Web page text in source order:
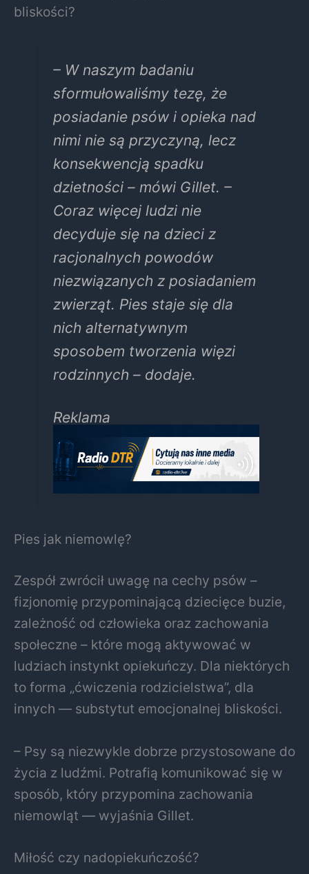
bliskości?
– W naszym badaniu
sformułowaliśmy tezę, że
posiadanie psów i opieka nad
nimi nie są przyczyną, lecz
konsekwencją spadku
dzietności – mówi Gillet. –
Coraz więcej ludzi nie
decyduje się na dzieci z
racjonalnych powodów
niezwiązanych z posiadaniem
zwierząt. Pies staje się dla
nich alternatywnym
sposobem tworzenia więzi
rodzinnych – dodaje.
Reklama
Pies jak niemowlę?
Zespół zwrócił uwagę na cechy psów –
fizjonomię przypominającą dziecięce buzie,
zależność od człowieka oraz zachowania
społeczne – które mogą aktywować w
ludziach instynkt opiekuńczy. Dla niektórych
to forma „ćwiczenia rodzicielstwa”, dla
innych — substytut emocjonalnej bliskości.
– Psy są niezwykle dobrze przystosowane do
życia z ludźmi. Potrafią komunikować się w
sposób, który przypomina zachowania
niemowląt — wyjaśnia Gillet.
Miłość czy nadopiekuńczość?